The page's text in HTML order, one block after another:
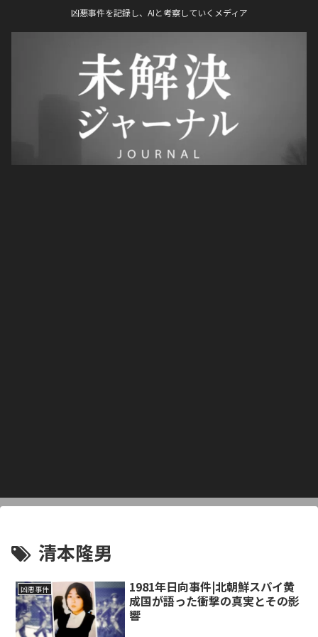
凶悪事件を記録し、AIと考察していくメディア
清本隆男
凶悪事件
1981年日向事件|北朝鮮スパイ黄
成国が語った衝撃の真実とその影
響